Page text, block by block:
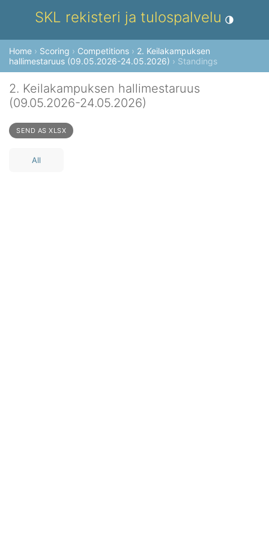
SKL rekisteri ja tulospalvelu Toggle
Home › Scoring › Competitions › 2. Keilakampuksen
hallimestaruus (09.05.2026-24.05.2026) › Standings
2. Keilakampuksen hallimestaruus
(09.05.2026-24.05.2026)
SEND AS XLSX
All